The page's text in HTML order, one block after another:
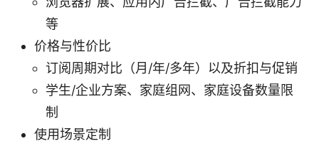
等
价格与性价比
订阅周期对比（月/年/多年）以及折扣与促销
学生/企业方案、家庭组网、家庭设备数量限
制
使用场景定制